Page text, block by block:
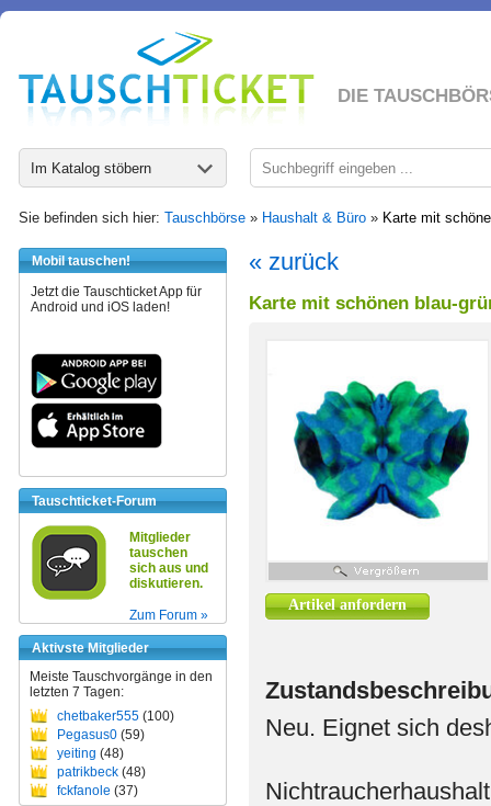
DIE
Im Katalog stöbern
Sie befinden sich hier: Tauschbörse » Haushalt & Büro » Karte mit
Mobil tauschen!
Jetzt die Tauschticket App für
Android und iOS laden!
Tauschticket-Forum
Mitglieder
tauschen
sich aus und
diskutieren.
Zum Forum »
Aktivste Mitglieder
Meiste Tauschvorgänge in den
letzten 7 Tagen:
chetbaker555 (100)
Pegasus0 (59)
yeiting (48)
patrikbeck (48)
fckfanole (37)
« zurück
Karte mit schönen blau-
Artikel anfordern
Neu. Eignet sich